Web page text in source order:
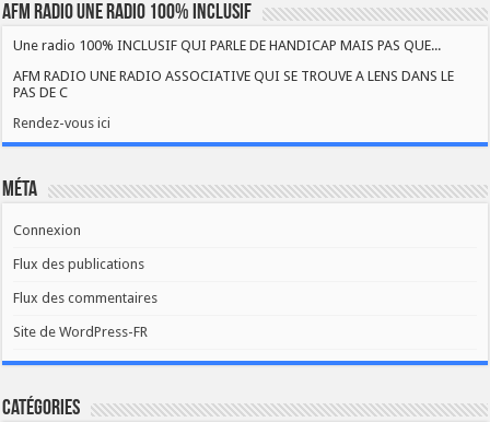
AFM RADIO UNE RADIO 100% INCLUSIF
Une radio 100% INCLUSIF QUI PARLE DE HANDICAP MAIS PAS QUE...
AFM RADIO UNE RADIO ASSOCIATIVE QUI SE TROUVE A LENS DANS LE
PAS DE C
Rendez-vous ici
Méta
Connexion
Flux des publications
Flux des commentaires
Site de WordPress-FR
Catégories